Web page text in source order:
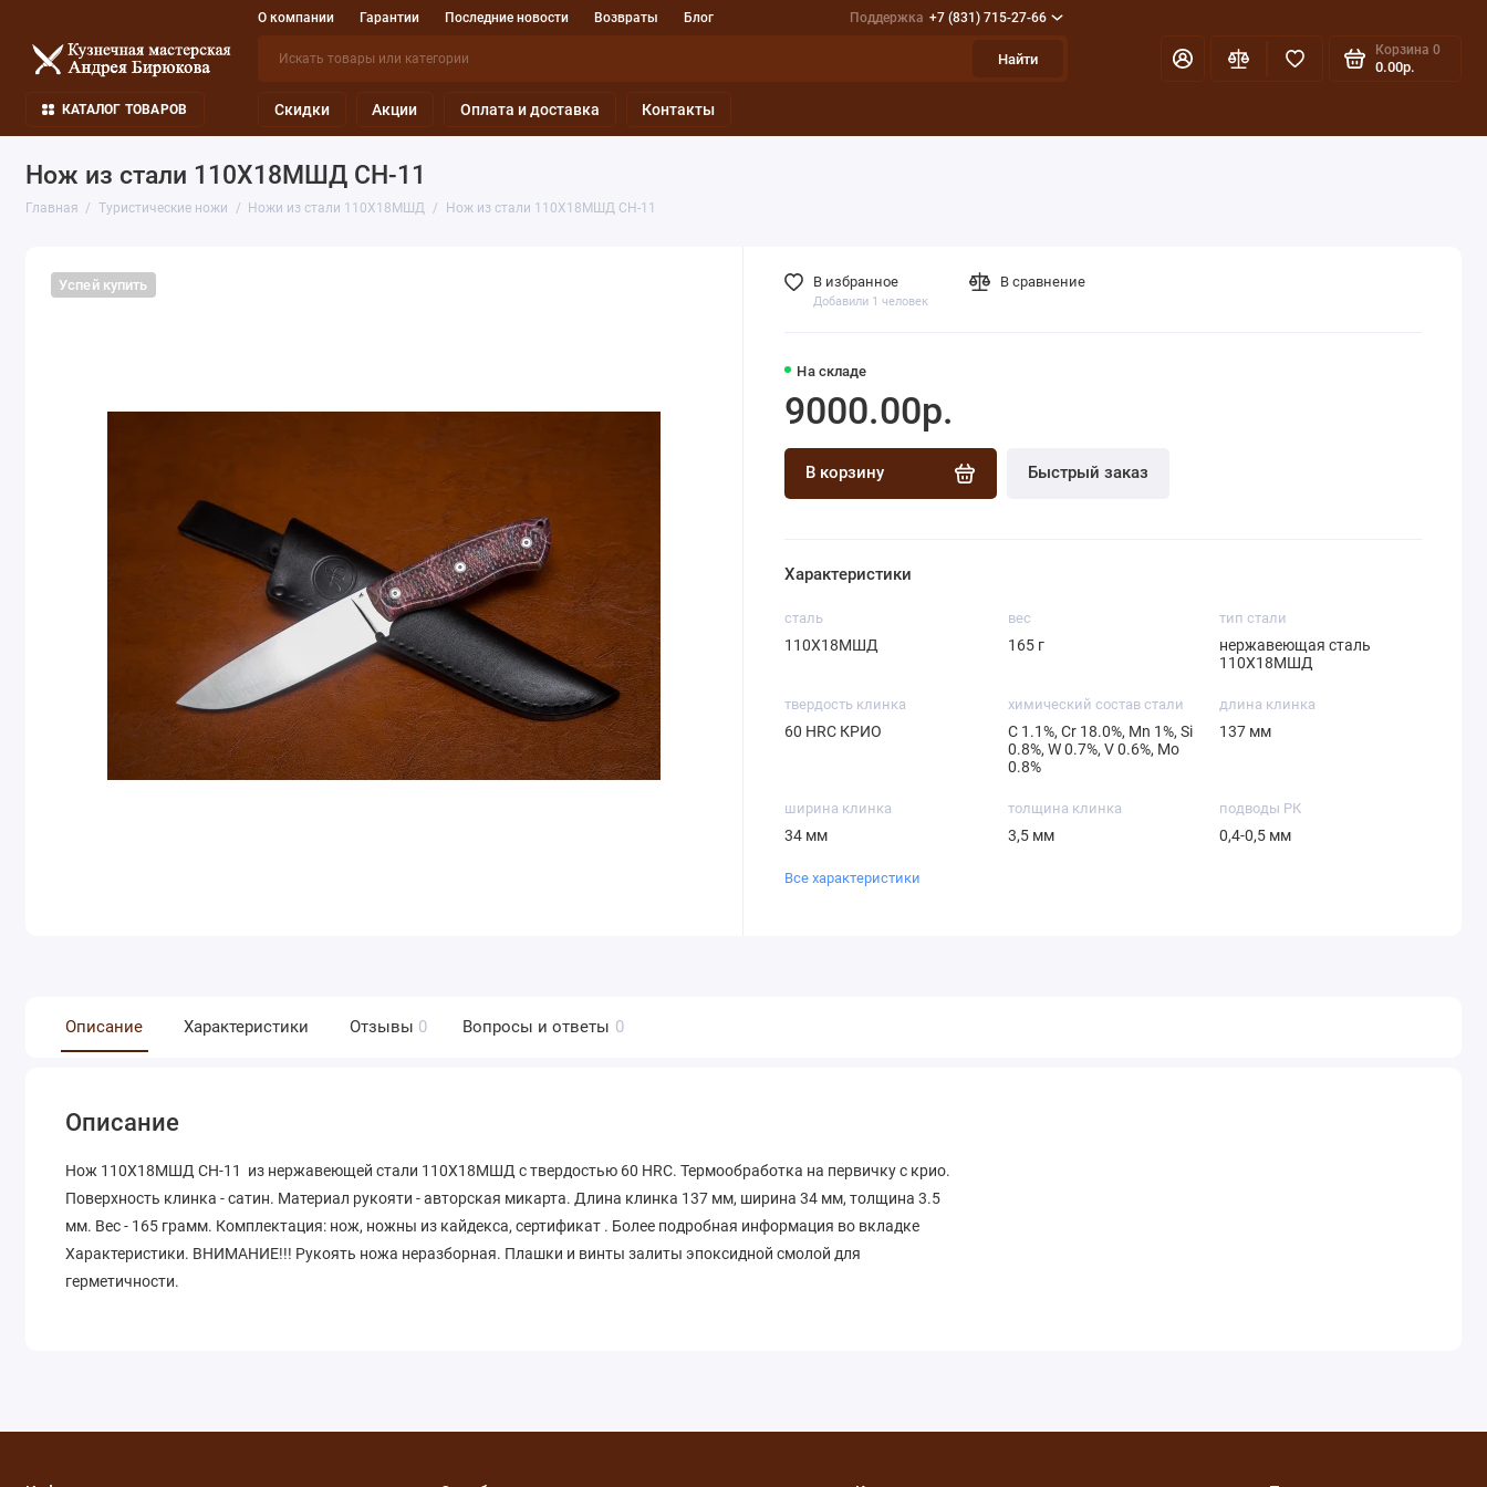
О компании Гарантии Последние новости Возвраты Блог Поддержка +7 (831) 715-27-66
Найти
Корзина 0
0.00р.
КАТАЛОГ ТОВАРОВ Скидки Акции Оплата и доставка Контакты
Нож из стали 110Х18МШД СН-11
Главная Туристические ножи Ножи из стали 110Х18МШД Нож из стали 110Х18МШД СН-11
Успей купить
На складе
9000.00р.
В корзину Быстрый заказ
В избранное
Добавили 1 человек
В сравнение
Характеристики
сталь
110Х18МШД
вес
165 г
тип стали
нержавеющая сталь
110Х18МШД
твердость клинка
60 HRC КРИО
химический состав стали
С 1.1%, Cr 18.0%, Mn 1%, Si
0.8%, W 0.7%, V 0.6%, Mo
0.8%
длина клинка
137 мм
ширина клинка
34 мм
толщина клинка
3,5 мм
подводы РК
0,4-0,5 мм
Все характеристики
Описание Характеристики Отзывы 0 Вопросы и ответы 0
Описание
Нож 110Х18МШД СН-11 из нержавеющей стали 110Х18МШД с твердостью 60 HRC. Термообработка на первичку с крио.
Поверхность клинка - сатин. Материал рукояти - авторская микарта. Длина клинка 137 мм, ширина 34 мм, толщина 3.5
мм. Вес - 165 грамм. Комплектация: нож, ножны из кайдекса, сертификат . Более подробная информация во вкладке
Характеристики. ВНИМАНИЕ!!! Рукоять ножа неразборная. Плашки и винты залиты эпоксидной смолой для
герметичности.